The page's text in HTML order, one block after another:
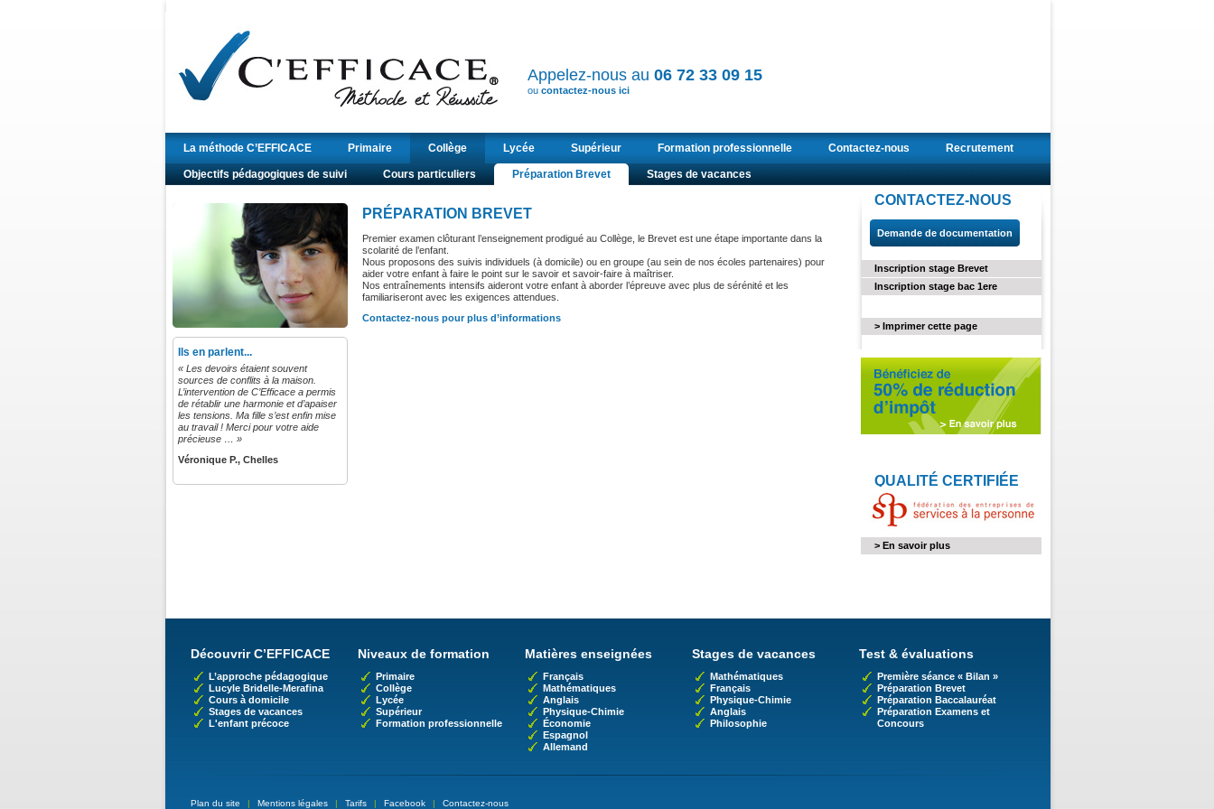
Appelez-nous au 06 72 33 09 15
ou contactez-nous ici
La méthode C’EFFICACE Primaire Collège Lycée Supérieur Formation professionnelle Contactez-nous Recrutement
Objectifs pédagogiques de suivi Cours particuliers Préparation Brevet Stages de vacances
Ils en parlent...
« Les devoirs étaient souvent
sources de conflits à la maison.
L’intervention de C’Efficace a permis
de rétablir une harmonie et d’apaiser
les tensions. Ma fille s’est enfin mise
au travail ! Merci pour votre aide
précieuse … »
Véronique P., Chelles
PRÉPARATION BREVET
Premier examen clôturant l’enseignement prodigué au Collège, le Brevet est une étape importante dans la
scolarité de l’enfant.
Nous proposons des suivis individuels (à domicile) ou en groupe (au sein de nos écoles partenaires) pour
aider votre enfant à faire le point sur le savoir et savoir-faire à maîtriser.
Nos entraînements intensifs aideront votre enfant à aborder l’épreuve avec plus de sérénité et les
familiariseront avec les exigences attendues.
Contactez-nous pour plus d’informations
CONTACTEZ-NOUS
Demande de documentation
Inscription stage Brevet
Inscription stage bac 1ere
> Imprimer cette page
QUALITÉ CERTIFIÉE
> En savoir plus
Découvrir C’EFFICACE
L’approche pédagogique
Lucyle Bridelle-Merafina
Cours à domicile
Stages de vacances
L'enfant précoce
Niveaux de formation
Primaire
Collège
Lycée
Supérieur
Formation professionnelle
Matières enseignées
Français
Mathématiques
Anglais
Physique-Chimie
Économie
Espagnol
Allemand
Stages de vacances
Mathématiques
Français
Physique-Chimie
Anglais
Philosophie
Test & évaluations
Première séance « Bilan »
Préparation Brevet
Préparation Baccalauréat
Préparation Examens et
Concours
Plan du site | Mentions légales | Tarifs | Facebook | Contactez-nous